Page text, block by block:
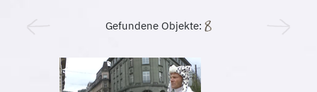
Gefundene Objekte: